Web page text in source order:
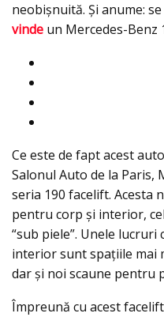
neobișnuită. Și anume:
vinde un Mercedes-Benz
Ce este de fapt acest
Salonul Auto de la Paris,
seria 190 facelift. Acesta
pentru corp și interior,
“sub piele”. Unele
interior sunt spaţiile mai
dar şi noi scaune pentru
Împreună cu acest